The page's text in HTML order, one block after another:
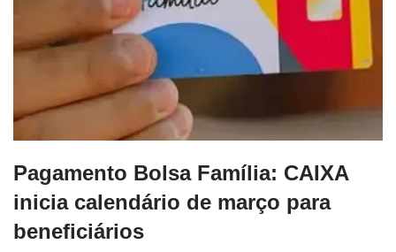
Pagamento Bolsa Família: CAIXA
inicia calendário de março para
beneficiários